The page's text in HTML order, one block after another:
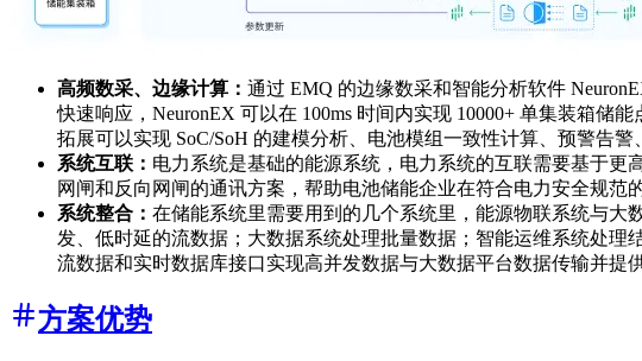
高频数采、边缘计算： 通过 EMQ 的边缘数采和智能分析软件
快速响应，NeuronEX 可以在 100ms 时间内实现 10000+ 单集装箱储
拓展可以实现 SoC/SoH 的建模分析、电池模组一致性计算、预警告
系统互联： 电力系统是基础的能源系统，电力系统的互联需要基于
网闸和反向网闸的通讯方案，帮助电池储能企业在符合电力安全规范
系统整合： 在储能系统里需要用到的几个系统里，能源物联系统与
发、低时延的流数据；大数据系统处理批量数据；智能运维系统处理
流数据和实时数据库接口实现高并发数据与大数据平台数据传输并提
方案优势